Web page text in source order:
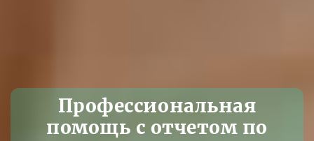
Профессиональная
помощь с отчетом по